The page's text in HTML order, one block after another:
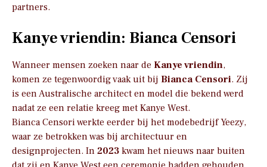
partners.
Kanye vriendin: Bianca Censori
Wanneer mensen zoeken naar de Kanye vriendin,
komen ze tegenwoordig vaak uit bij Bianca Censori. Zij
is een Australische architect en model die bekend werd
nadat ze een relatie kreeg met Kanye West.
Bianca Censori werkte eerder bij het modebedrijf Yeezy,
waar ze betrokken was bij architectuur en
designprojecten. In 2023 kwam het nieuws naar buiten